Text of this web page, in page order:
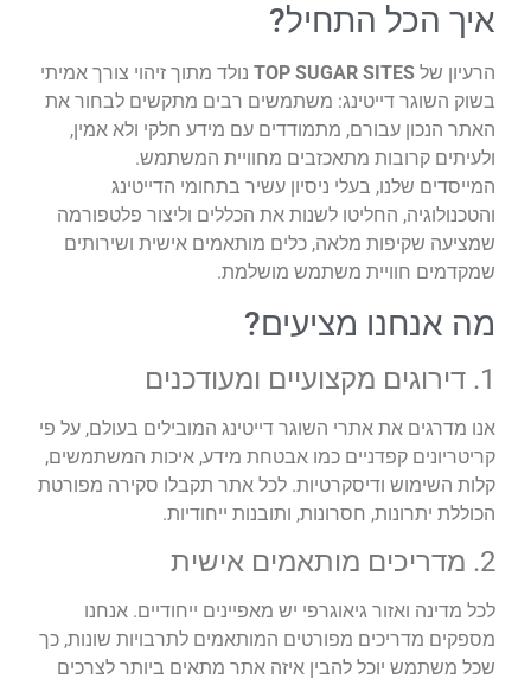
איך הכל התחיל?
הרעיון של TOP SUGAR SITES נולד מתוך זיהוי צורך אמיתי
בשוק השוגר דייטינג: משתמשים רבים מתקשים לבחור את
האתר הנכון עבורם, מתמודדים עם מידע חלקי ולא אמין,
ולעיתים קרובות מתאכזבים מחוויית המשתמש.
המייסדים שלנו, בעלי ניסיון עשיר בתחומי הדייטינג
והטכנולוגיה, החליטו לשנות את הכללים וליצור פלטפורמה
שמציעה שקיפות מלאה, כלים מותאמים אישית ושירותים
שמקדמים חוויית משתמש מושלמת.
מה אנחנו מציעים?
1. דירוגים מקצועיים ומעודכנים
אנו מדרגים את אתרי השוגר דייטינג המובילים בעולם, על פי
קריטריונים קפדניים כמו אבטחת מידע, איכות המשתמשים,
קלות השימוש ודיסקרטיות. לכל אתר תקבלו סקירה מפורטת
הכוללת יתרונות, חסרונות, ותובנות ייחודיות.
2. מדריכים מותאמים אישית
לכל מדינה ואזור גיאוגרפי יש מאפיינים ייחודיים. אנחנו
מספקים מדריכים מפורטים המותאמים לתרבויות שונות, כך
שכל משתמש יוכל להבין איזה אתר מתאים ביותר לצרכים